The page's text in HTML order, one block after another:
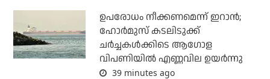
ഉപരോധം നീക്കണമെന്ന് ഇറാന്‍;
ഹോര്‍മുസ് കടലിടുക്ക്
ചര്‍ച്ചകള്‍ക്കിടെ ആഗോള
വിപണിയില്‍ എണ്ണവില ഉയര്‍ന്നു
39 minutes ago